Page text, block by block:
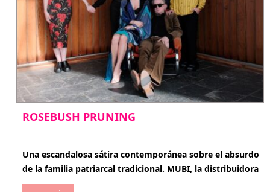
ROSEBUSH PRUNING
Una escandalosa sátira contemporánea sobre el absurdo
de la familia patriarcal tradicional. MUBI, la distribuidora